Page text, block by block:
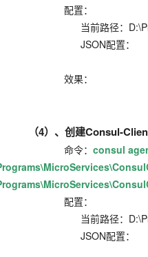
置：
径：
配置：
果：
（4）、创建Consul-
令： consul
置：
径：
配置：